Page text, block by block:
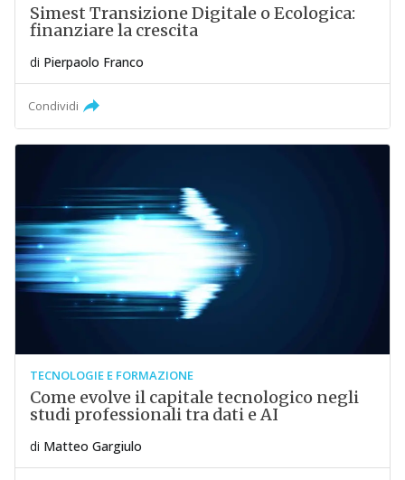
Simest Transizione Digitale o Ecologica:
finanziare la crescita
di Pierpaolo Franco
Condividi
TECNOLOGIE E FORMAZIONE
Come evolve il capitale tecnologico negli
studi professionali tra dati e AI
di Matteo Gargiulo